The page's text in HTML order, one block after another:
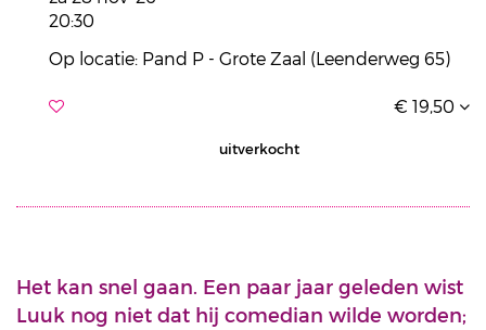
20:30
Op locatie: Pand P - Grote Zaal (Leenderweg 65)
€ 19,50
uitverkocht
Het kan snel gaan. Een paar jaar geleden wist
Luuk nog niet dat hij comedian wilde worden;